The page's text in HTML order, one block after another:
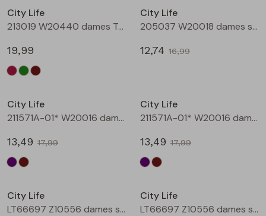
Blouses lange mouw
Sweatshirts
Gilet spencers
Jackjes
Bermuda's
Lange broek
Jackjes
Jassen
Leggings
Rokken
Lange broeken
Lange broeken
Leggings
T-shirts lange mouw
Tops
City Life
213019 W20440 dames T-shirt lm Bruin
19,99
City Life
205037 W20018 dames singlet Aubergine
12,74 16,99
City Life
211571A-01* W20016 dames T-shirt km aubergine
13,49 17,99
City Life
211571A-01* W20016 dames T-shirt km bruin
13,49 17,99
City Life
LT66697 Z10556 dames singlet Army
City Life
LT66697 Z10556 dames singlet Kit